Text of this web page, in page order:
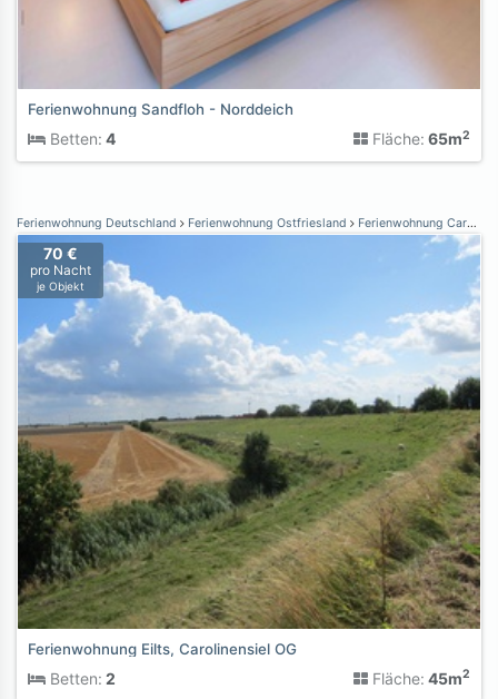
Ferienwohnung Sandfloh - Norddeich
Betten: 4 Fläche: 65m2
Ferienwohnung Deutschland Ferienwohnung Ostfriesland Ferienwohnung Carolinensiel
70 €
pro Nacht
je Objekt
Ferienwohnung Eilts, Carolinensiel OG
Betten: 2 Fläche: 45m2